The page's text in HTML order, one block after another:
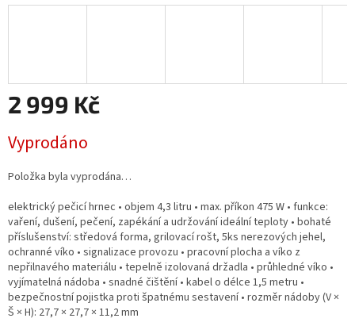
2 999 Kč
cena:
Vyprodáno
Položka byla vyprodána…
elektrický pečicí hrnec • objem 4,3 litru • max. příkon 475 W • funkce:
vaření, dušení, pečení, zapékání a udržování ideální teploty • bohaté
příslušenství: středová forma, grilovací rošt, 5ks nerezových jehel,
ochranné víko • signalizace provozu • pracovní plocha a víko z
nepřilnavého materiálu • tepelně izolovaná držadla • průhledné víko •
vyjímatelná nádoba • snadné čištění • kabel o délce 1,5 metru •
bezpečnostní pojistka proti špatnému sestavení • rozměr nádoby (V ×
Š × H): 27,7 × 27,7 × 11,2 mm